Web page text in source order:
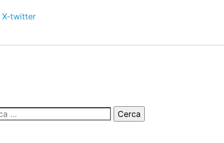
X-twitter